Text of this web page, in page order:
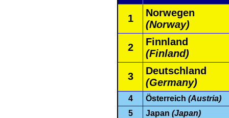
1
Norwegen
(Norway)
2
Finnland
(Finland)
3
Deutschland
(Germany)
4 Österreich (Austria)
5
Japan (Japan)